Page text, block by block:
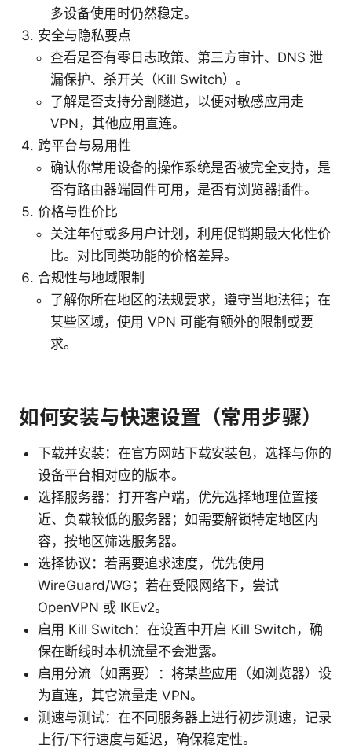
多设备使用时仍然稳定。
安全与隐私要点
查看是否有零日志政策、第三方审计、DNS 泄
漏保护、杀开关（Kill Switch）。
了解是否支持分割隧道，以便对敏感应用走
VPN，其他应用直连。
跨平台与易用性
确认你常用设备的操作系统是否被完全支持，是
否有路由器端固件可用，是否有浏览器插件。
价格与性价比
关注年付或多用户计划，利用促销期最大化性价
比。对比同类功能的价格差异。
合规性与地域限制
了解你所在地区的法规要求，遵守当地法律；在
某些区域，使用 VPN 可能有额外的限制或要
求。
如何安装与快速设置（常用步骤）
下载并安装：在官方网站下载安装包，选择与你的
设备平台相对应的版本。
选择服务器：打开客户端，优先选择地理位置接
近、负载较低的服务器；如需要解锁特定地区内
容，按地区筛选服务器。
选择协议：若需要追求速度，优先使用
WireGuard/WG；若在受限网络下，尝试
OpenVPN 或 IKEv2。
启用 Kill Switch：在设置中开启 Kill Switch，确
保在断线时本机流量不会泄露。
启用分流（如需要）：将某些应用（如浏览器）设
为直连，其它流量走 VPN。
测速与测试：在不同服务器上进行初步测速，记录
上行/下行速度与延迟，确保稳定性。